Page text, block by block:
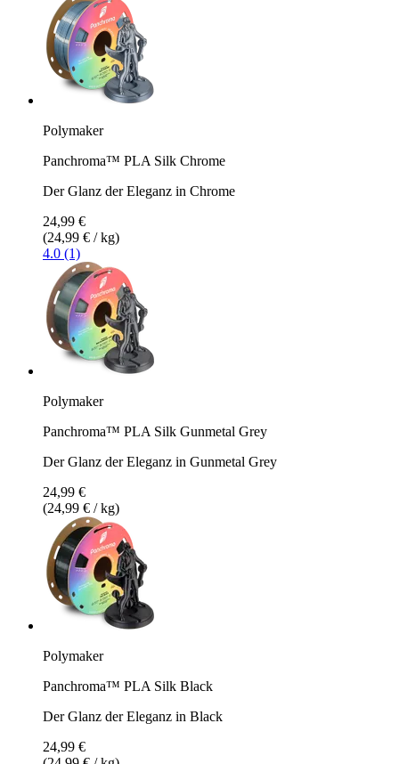
Polymaker
Panchroma™ PLA Silk Chrome
Der Glanz der Eleganz in Chrome
24,99 €
(24,99 € / kg)
4.0 (1)
Polymaker
Panchroma™ PLA Silk Gunmetal Grey
Der Glanz der Eleganz in Gunmetal Grey
24,99 €
(24,99 € / kg)
Polymaker
Panchroma™ PLA Silk Black
Der Glanz der Eleganz in Black
24,99 €